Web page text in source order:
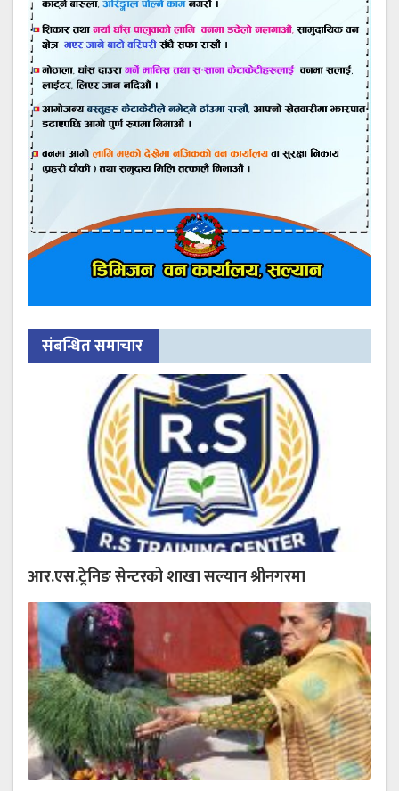
संबन्धित समाचार
आर.एस.ट्रेनिङ सेन्टरको शाखा सल्यान श्रीनगरमा